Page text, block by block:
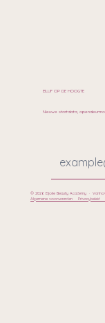
BLIJF OP DE HOOGTE
Nieuwe startdata,
© 2026 Eljolie Beauty Academy ·
Algemene voorwaarden